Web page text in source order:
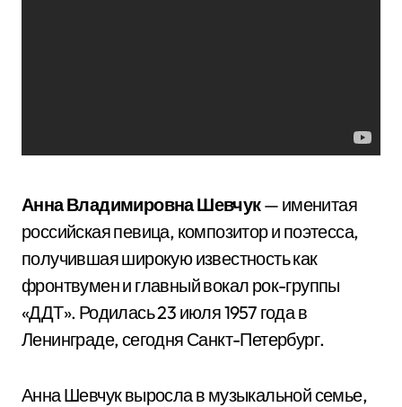
Анна Владимировна Шевчук— именитая
российская певица, композитор и поэтесса,
получившая широкую известность как
фронтвумен и главный вокал рок-группы
«ДДТ». Родилась 23 июля 1957 года в
Ленинграде, сегодня Санкт-Петербург.
Анна Шевчук выросла в музыкальной семье,